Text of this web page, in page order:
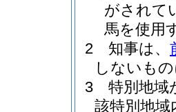
がされて
馬を使用
2
知事は、
しないも
3
特別地域
該特別地